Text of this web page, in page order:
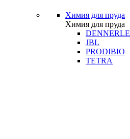
Химия для пруда
Химия для пруда
DENNERLE
JBL
PRODIBIO
TETRA